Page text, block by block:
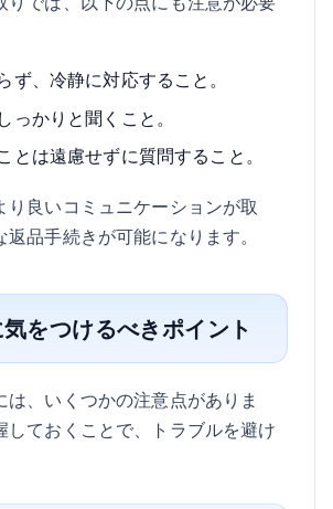
ず、冷静に対応すること。
っかりと聞くこと。
とは遠慮せずに質問すること。
り良いコミュニケーションが取
品手続きが可能になります。
をつけるべきポイント
は、いくつかの注意点がありま
しておくことで、トラブルを避け